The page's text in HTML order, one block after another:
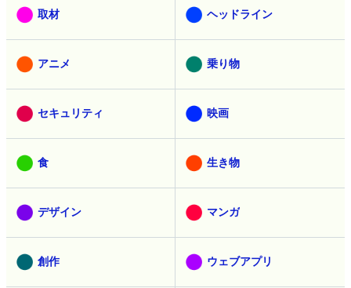
取材 ヘッドライン
アニメ 乗り物
セキュリティ 映画
食 生き物
デザイン マンガ
創作 ウェブアプリ